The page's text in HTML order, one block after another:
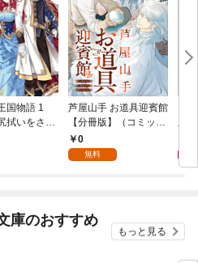
国物語 1
拭いをさせ
になった～
芦屋山手 お道具迎賓館
【分冊版】（コミッ
ク） １話
0
無料
庫のおすすめ
もっと見る